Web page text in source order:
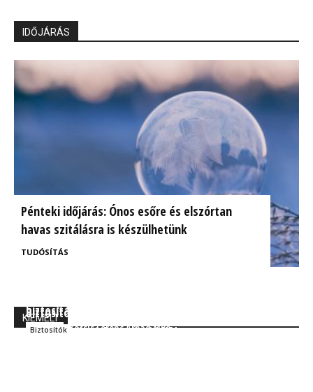
IDŐJÁRÁS
Pénteki időjárás: Ónos esőre és elszórtan
havas szitálásra is készülhetünk
TUDÓSÍTÁS
KIEMELT
biztosítás jövője!
Szakmai Kocsis Ferenc Árpád MBA
Biztosítónál
Biztosítók Kocsis Ferenc Árpád MBA